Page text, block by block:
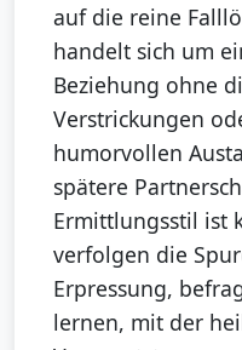
auf die reine
handelt sich um
Beziehung ohne
Verstrickungen
humorvollen
spätere
Ermittlungsstil ist
verfolgen die
Erpressung,
lernen, mit der